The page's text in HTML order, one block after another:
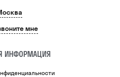
мне
ИНФОРМАЦИЯ